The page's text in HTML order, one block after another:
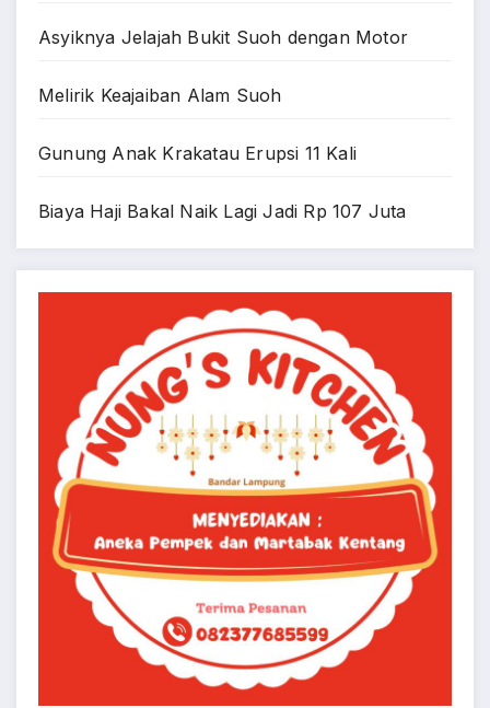
Asyiknya Jelajah Bukit Suoh dengan Motor
Melirik Keajaiban Alam Suoh
Gunung Anak Krakatau Erupsi 11 Kali
Biaya Haji Bakal Naik Lagi Jadi Rp 107 Juta